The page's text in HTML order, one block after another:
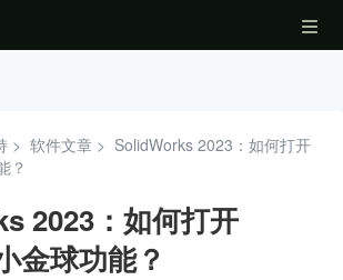
> 软件文章 > SolidWorks 2023：如何打开
？
2023：如何打开
金球功能？